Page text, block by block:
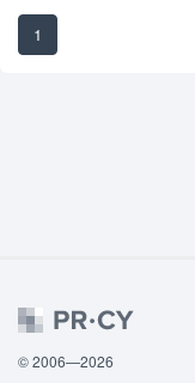
1
© 2006—2026